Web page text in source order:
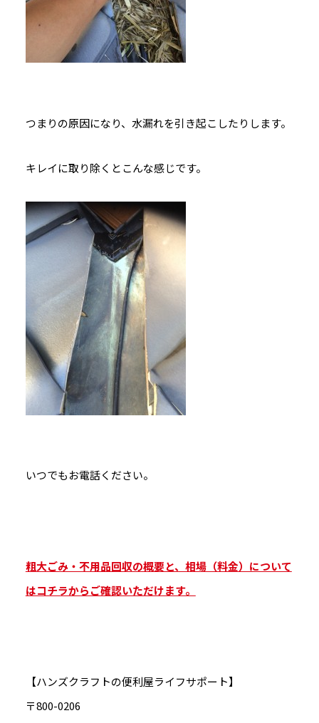
つまりの原因になり、水漏れを引き起こしたりします。
キレイに取り除くとこんな感じです。
いつでもお電話ください。
粗大ごみ・不用品回収の概要と、相場（料金）について
はコチラからご確認いただけます。
【ハンズクラフトの便利屋ライフサポート】
〒800-0206